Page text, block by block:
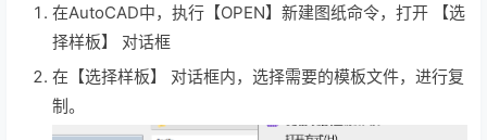
在AutoCAD中，执行【OPEN】新建图纸命令，打开 【选
择样板】 对话框
在【选择样板】 对话框内，选择需要的模板文件，进行复
制。